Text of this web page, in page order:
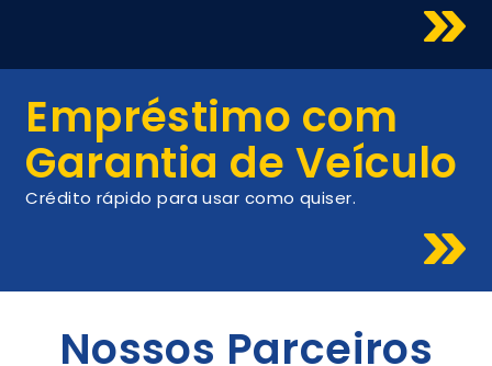
Empréstimo com
Garantia de Veículo
Crédito rápido para usar como quiser.
Nossos Parceiros